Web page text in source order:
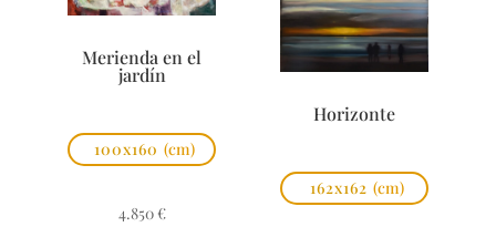
Merienda en el
jardín
100x160 (cm)
4.850 €
Horizonte
162x162 (cm)